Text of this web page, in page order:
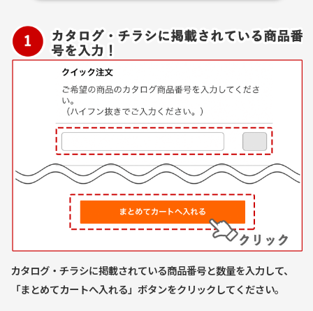
カタログ・チラシに掲載されている商品番号と数量を入力して、
「まとめてカートへ入れる」ボタンをクリックしてください。